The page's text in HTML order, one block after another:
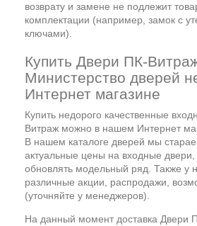
возврату и замене не подлежит
комплектации (например, замок с
ключами).
Купить Двери ПК-
Министерство дверей
Интернет магазине
Купить недорого качественные
Витраж можно в нашем Интернет
В нашем каталоге дверей мы
актуальные цены на входные двери,
обновлять модельный ряд. Также у
различные акции, распродажи,
(уточняйте у менеджеров).
На данный момент доставка Двери